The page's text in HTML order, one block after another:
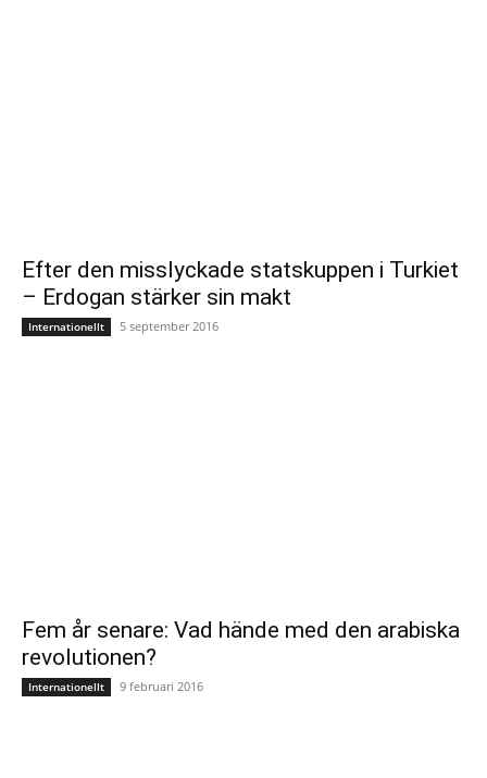
Efter den misslyckade statskuppen i Turkiet
– Erdogan stärker sin makt
Internationellt 5 september 2016
Fem år senare: Vad hände med den arabiska
revolutionen?
Internationellt 9 februari 2016